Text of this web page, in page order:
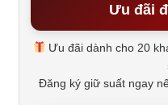
Ưu đãi
Ưu đãi dành cho 20
Đăng ký giữ suất ngay